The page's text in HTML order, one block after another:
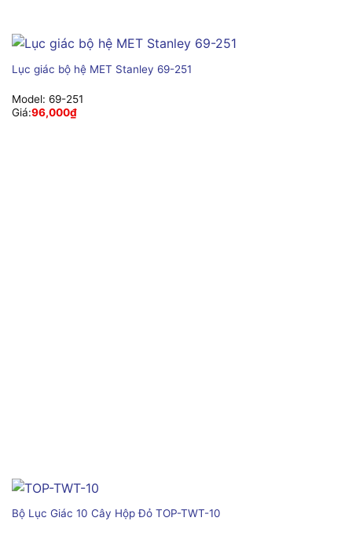
Lục giác bộ hệ MET Stanley 69-251
Model: 69-251
Giá:96,000₫
Bộ Lục Giác 10 Cây Hộp Đỏ TOP-TWT-10